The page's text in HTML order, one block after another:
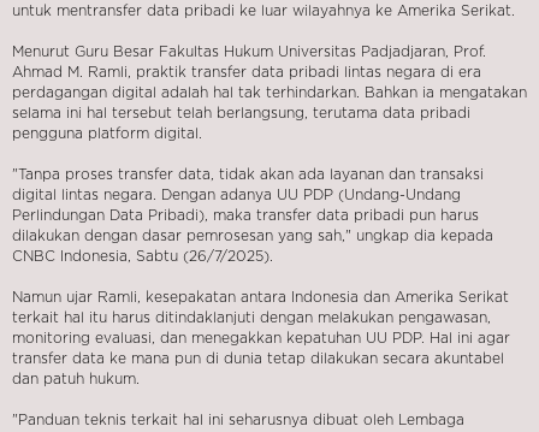
untuk mentransfer data pribadi ke luar wilayahnya ke Amerika Serikat.
Menurut Guru Besar Fakultas Hukum Universitas Padjadjaran, Prof.
Ahmad M. Ramli, praktik transfer data pribadi lintas negara di era
perdagangan digital adalah hal tak terhindarkan. Bahkan ia mengatakan
selama ini hal tersebut telah berlangsung, terutama data pribadi
pengguna platform digital.
"Tanpa proses transfer data, tidak akan ada layanan dan transaksi
digital lintas negara. Dengan adanya UU PDP (Undang-Undang
Perlindungan Data Pribadi), maka transfer data pribadi pun harus
dilakukan dengan dasar pemrosesan yang sah," ungkap dia kepada
CNBC Indonesia, Sabtu (26/7/2025).
Namun ujar Ramli, kesepakatan antara Indonesia dan Amerika Serikat
terkait hal itu harus ditindaklanjuti dengan melakukan pengawasan,
monitoring evaluasi, dan menegakkan kepatuhan UU PDP. Hal ini agar
transfer data ke mana pun di dunia tetap dilakukan secara akuntabel
dan patuh hukum.
"Panduan teknis terkait hal ini seharusnya dibuat oleh Lembaga